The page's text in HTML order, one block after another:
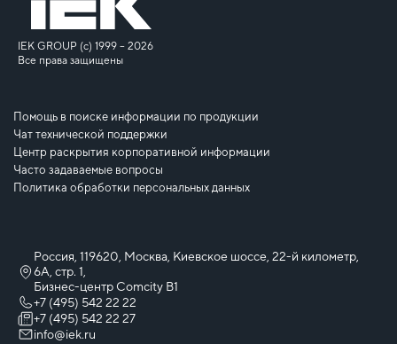
IEK GROUP (c) 1999 – 2026
Все права защищены
Помощь в поиске информации по продукции
Чат технической поддержки
Центр раскрытия корпоративной информации
Часто задаваемые вопросы
Политика обработки персональных данных
Россия, 119620, Москва, Киевское шоссе, 22-й километр,
6А, стр. 1,
Бизнес-центр Comcity B1
+7 (495) 542 22 22
+7 (495) 542 22 27
info@iek.ru